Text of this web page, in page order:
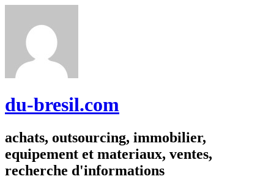
du-bresil.com
achats, outsourcing, immobilier,
equipement et materiaux, ventes,
recherche d'informations